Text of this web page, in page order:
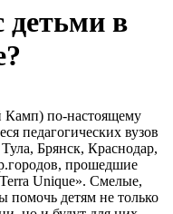
детьми в
Камп) по-настоящему
педагогических вузов
Брянск, Краснодар,
прошедшие
Unique». Смелые,
детям не только